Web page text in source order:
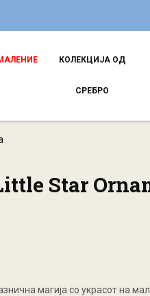
КОЛЕКЦИЈА ОД
СРЕБРО
Star
магија со украсот на